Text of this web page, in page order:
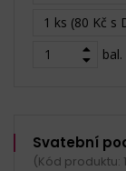
1 ks (80 Kč s
bal.
Svatební
(Kód produktu: